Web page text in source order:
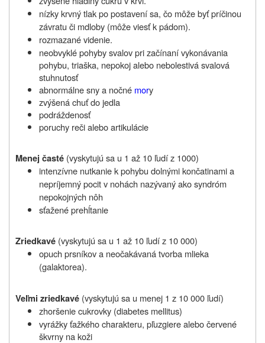
nízky krvný tlak po postavení sa, čo môže byť príčinou
závratu či mdloby (môže viesť k pádom).
rozmazané videnie.
neobvyklé pohyby svalov pri začínaní vykonávania
pohybu, triaška, nepokoj alebo nebolestivá svalová
stuhnutosť
abnormálne sny a nočné mory
zvýšená chuť do jedla
podráždenosť
poruchy reči alebo artikulácie
Menej časté (vyskytujú sa u 1 až 10 ľudí z 1000)
intenzívne nutkanie k pohybu dolnými končatinami a
nepríjemný pocit v nohách nazývaný ako syndróm
nepokojných nôh
sťažené prehĺtanie
Zriedkavé (vyskytujú sa u 1 až 10 ľudí z 10 000)
opuch prsníkov a neočakávaná tvorba mlieka
(galaktorea).
Veľmi zriedkavé (vyskytujú sa u menej 1 z 10 000 ľudí)
zhoršenie cukrovky (diabetes mellitus)
vyrážky ťažkého charakteru, pľuzgiere alebo červené
škvrny na koži